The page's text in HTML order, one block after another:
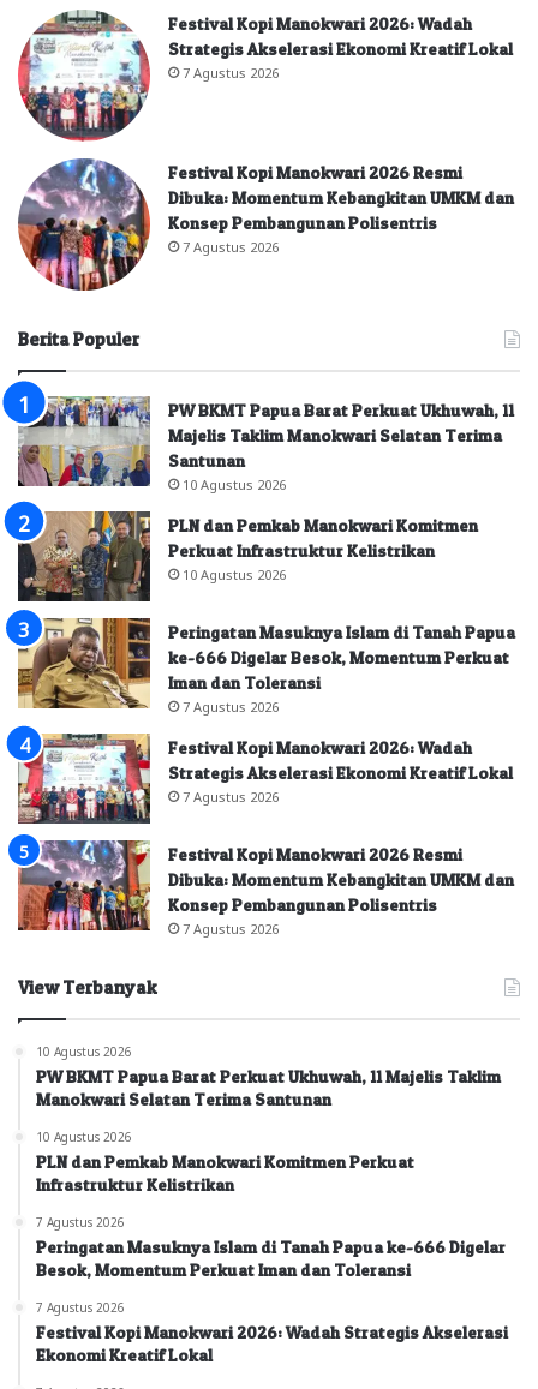
Festival Kopi Manokwari 2026: Wadah
Strategis Akselerasi Ekonomi Kreatif Lokal
7 Agustus 2026
Festival Kopi Manokwari 2026 Resmi
Dibuka: Momentum Kebangkitan UMKM dan
Konsep Pembangunan Polisentris
7 Agustus 2026
Berita Populer
PW BKMT Papua Barat Perkuat Ukhuwah, 11
Majelis Taklim Manokwari Selatan Terima
Santunan
10 Agustus 2026
PLN dan Pemkab Manokwari Komitmen
Perkuat Infrastruktur Kelistrikan
10 Agustus 2026
Peringatan Masuknya Islam di Tanah Papua
ke-666 Digelar Besok, Momentum Perkuat
Iman dan Toleransi
7 Agustus 2026
Festival Kopi Manokwari 2026: Wadah
Strategis Akselerasi Ekonomi Kreatif Lokal
7 Agustus 2026
Festival Kopi Manokwari 2026 Resmi
Dibuka: Momentum Kebangkitan UMKM dan
Konsep Pembangunan Polisentris
7 Agustus 2026
View Terbanyak
10 Agustus 2026
PW BKMT Papua Barat Perkuat Ukhuwah, 11 Majelis Taklim
Manokwari Selatan Terima Santunan
10 Agustus 2026
PLN dan Pemkab Manokwari Komitmen Perkuat
Infrastruktur Kelistrikan
7 Agustus 2026
Peringatan Masuknya Islam di Tanah Papua ke-666 Digelar
Besok, Momentum Perkuat Iman dan Toleransi
7 Agustus 2026
Festival Kopi Manokwari 2026: Wadah Strategis Akselerasi
Ekonomi Kreatif Lokal